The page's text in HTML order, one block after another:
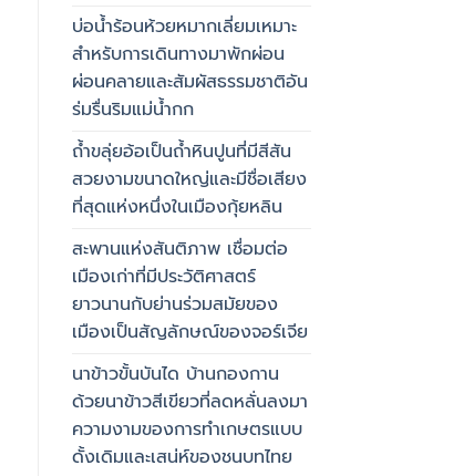
บ่อน้ำร้อนห้วยหมากเลี่ยมเหมาะ
สำหรับการเดินทางมาพักผ่อน
ผ่อนคลายและสัมผัสธรรมชาติอัน
ร่มรื่นริมแม่น้ำกก
ถ้ำขลุ่ยอ้อเป็นถ้ำหินปูนที่มีสีสัน
สวยงามขนาดใหญ่และมีชื่อเสียง
ที่สุดแห่งหนึ่งในเมืองกุ้ยหลิน
สะพานแห่งสันติภาพ เชื่อมต่อ
เมืองเก่าที่มีประวัติศาสตร์
ยาวนานกับย่านร่วมสมัยของ
เมืองเป็นสัญลักษณ์ของจอร์เจีย
นาข้าวขั้นบันได บ้านกองกาน
ด้วยนาข้าวสีเขียวที่ลดหลั่นลงมา
ความงามของการทำเกษตรแบบ
ดั้งเดิมและเสน่ห์ของชนบทไทย